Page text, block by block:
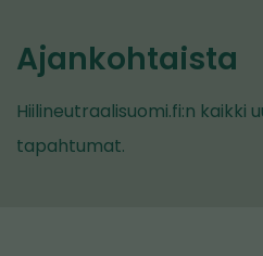
Ajankohtaista
Hiilineutraalisuomi.fi:n kaikki
tapahtumat.